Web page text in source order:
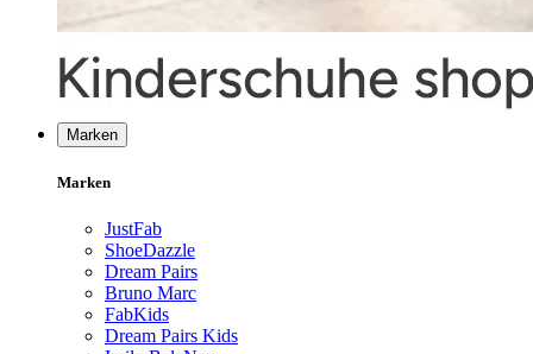
Marken
Marken
JustFab
ShoeDazzle
Dream Pairs
Bruno Marc
FabKids
Dream Pairs Kids